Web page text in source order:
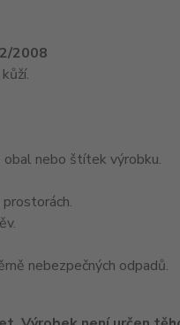
2008
nebo štítek výrobku.
nebezpečných odpadů.